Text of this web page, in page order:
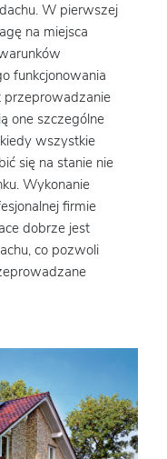
W pierwszej
na miejsca
funkcjonowania
przeprowadzanie
one szczególne
wszystkie
się na stanie nie
Wykonanie
firmie
dobrze jest
co pozwoli